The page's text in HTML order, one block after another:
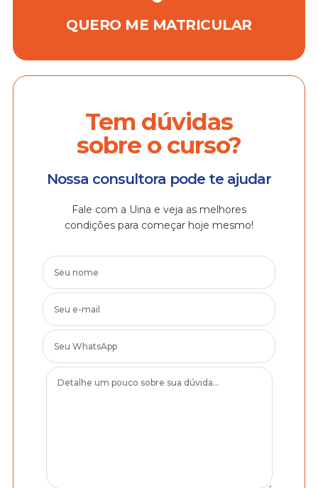
QUERO ME MATRICULAR
Tem dúvidas
sobre o curso?
Nossa consultora pode te ajudar
Fale com a Uina e veja as melhores
condições para começar hoje mesmo!